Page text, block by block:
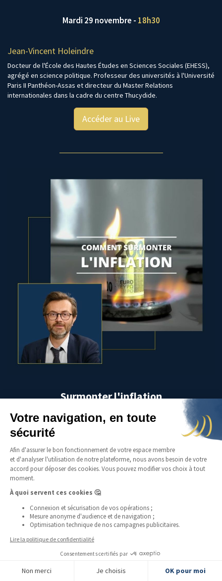
Mardi 29 novembre - 18h30
Jean-Vincent Holeindre
Docteur de l'École des Hautes Études en Sciences Sociales (EHESS),
agrégé en science politique. Professeur des universités à l'Université
Paris II Panthéon-Assas et directeur du Master Relations
internationales dans la cadre du centre Thucydide.
Accéder au Live
Surmonter l'inflation
Le monde est aujourd’hui confronté à une situation
extrêmement originale de chocs d’offres et de demandes,
avec une explosion des inégalités et du chômage. Tout ça
en plus de devoir faire face à l’immense défi de la
transition écologique. Circuits-courts ? Economie locale ?
Quelles solutions pour éviter le naufrage économique
alors que l’inflation fait son grand retour ?
Mercredi 30 novembre -19h15
Economistes atterrés.